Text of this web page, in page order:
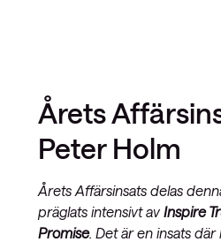
Årets
Peter Holm
Årets Affärsinsats delas
präglats intensivt av Inspire
Promise. Det är en insats